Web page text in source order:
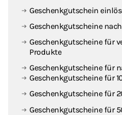
Geschenkgutscheine für
Geschenkgutscheine für
Geschenkgutscheine für
Geschenkgutschein
Geschenkgutscheine
Geschenkgutscheine für
Produkte
Geschenkgutscheine für